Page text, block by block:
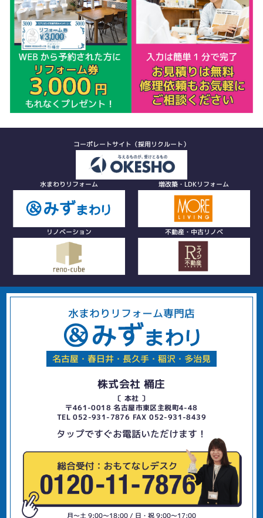
コーポレートサイト（採用リクルート）
水まわりリフォーム 増改築・LDKリフォーム
リノベーション 不動産・中古リノベ
水まわりリフォーム専門店
名古屋・春日井・長久手・稲沢・多治見
株式会社 桶庄
〔 本社 〕
〒461-0018 名古屋市東区主税町4-48
TEL 052-931-7876 FAX 052-931-8439
タップですぐお電話いただけます！
月〜土 9:00〜18:00 / 日・祝 9:00〜17:00